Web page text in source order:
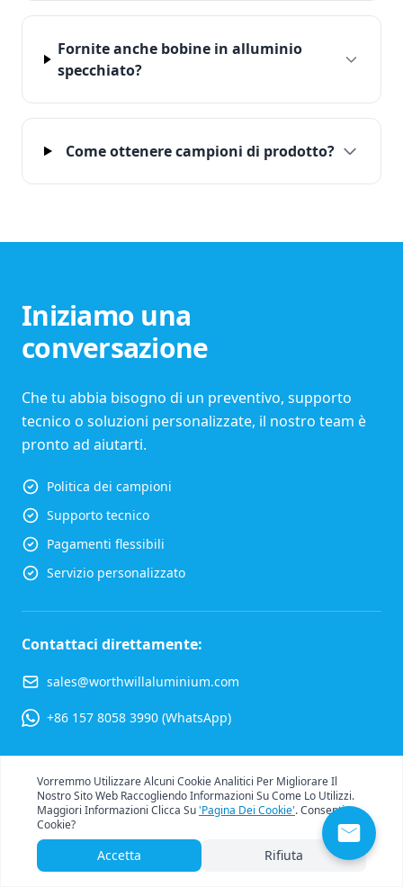
Fornite anche bobine in alluminio
specchiato?
Come ottenere campioni di prodotto?
Iniziamo una
conversazione
Che tu abbia bisogno di un preventivo, supporto
tecnico o soluzioni personalizzate, il nostro team è
pronto ad aiutarti.
Politica dei campioni
Supporto tecnico
Pagamenti flessibili
Servizio personalizzato
Contattaci direttamente:
sales@worthwillaluminium.com
+86 157 8058 3990 (WhatsApp)
Compila il modulo sottostante e ti ricontatteremo
entro 24 ore.
Nome
Vorremmo Utilizzare Alcuni Cookie Analitici Per Migliorare Il
Nostro Sito Web Raccogliendo Informazioni Su Come Lo Utilizzi.
Maggiori Informazioni Clicca Su'Pagina Dei Cookie'. Consenti I
Cookie?
Accetta Rifiuta